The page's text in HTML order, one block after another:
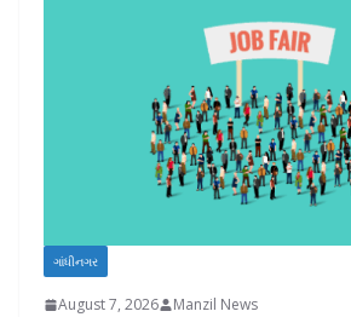
ગાંધીનગર
August 7, 2026 Manzil News